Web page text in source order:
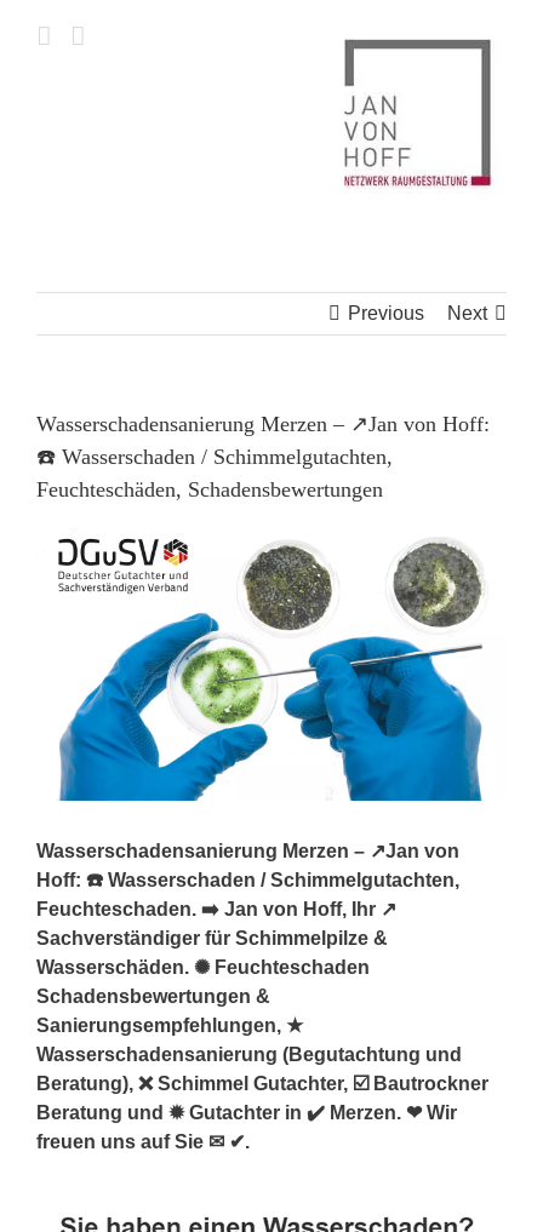
Previous Next
Wasserschadensanierung Merzen – ↗️Jan von Hoff:
☎️ Wasserschaden / Schimmelgutachten,
Feuchteschäden, Schadensbewertungen
Wasserschadensanierung Merzen – ↗️Jan von
Hoff: ☎️ Wasserschaden / Schimmelgutachten,
Feuchteschaden. ➡️ Jan von Hoff, Ihr ↗️
Sachverständiger für Schimmelpilze &
Wasserschäden. ✺ Feuchteschaden
Schadensbewertungen &
Sanierungsempfehlungen, ★
Wasserschadensanierung (Begutachtung und
Beratung), ❌ Schimmel Gutachter, ☑️ Bautrockner
Beratung und ✹ Gutachter in ✔️ Merzen. ❤ Wir
freuen uns auf Sie ✉ ✔.